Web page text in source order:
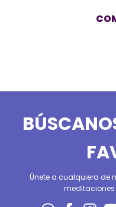
Únete a cualquiera de